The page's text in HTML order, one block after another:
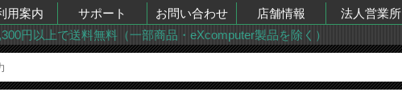
用案内 サポート お問い合わせ 店舗情報 法人営業所
円以上で送料無料（一部商品・eXcomputer製品を除く）